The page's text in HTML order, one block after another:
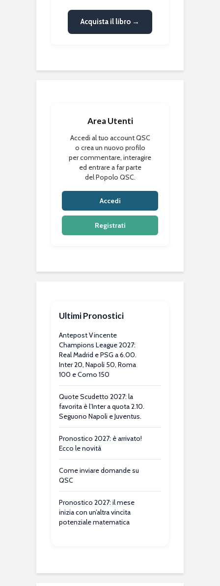
Acquista il libro →
Area Utenti
Accedi al tuo account QSC
o crea un nuovo profilo
per commentare, interagire
ed entrare a far parte
del Popolo QSC.
Accedi
Registrati
Ultimi Pronostici
Antepost Vincente
Champions League 2027:
Real Madrid e PSG a 6.00.
Inter 20, Napoli 50, Roma
100 e Como 150
Quote Scudetto 2027: la
favorita è l’Inter a quota 2.10.
Seguono Napoli e Juventus.
Pronostico 2027: è arrivato!
Ecco le novità
Come inviare domande su
QSC
Pronostico 2027: il mese
inizia con un’altra vincita
potenziale matematica